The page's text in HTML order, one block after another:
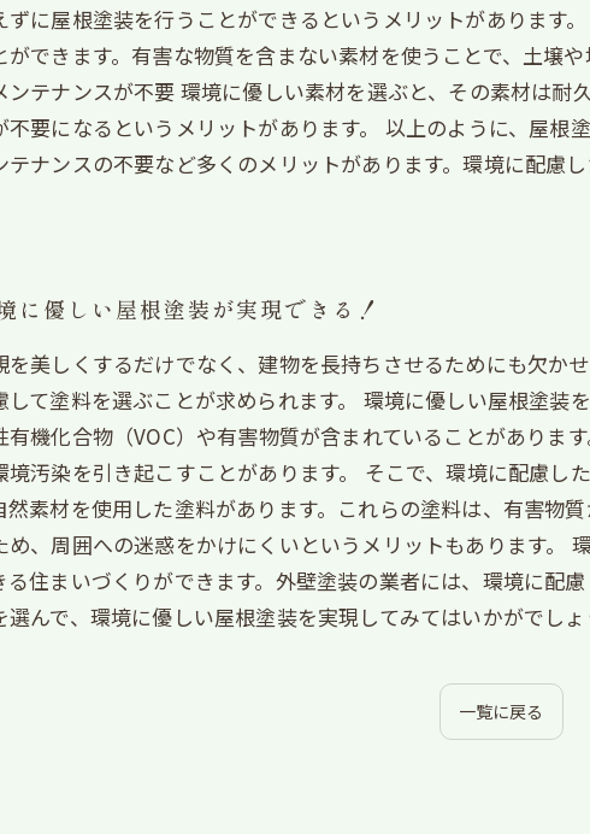
ずに屋根塗装を行うことができるというメリットがありま
ができます。有害な物質を含まない素材を使うことで、土壌
テナンスが不要 環境に優しい素材を選ぶと、その素材は
要になるというメリットがあります。 以上のように、屋
ナンスの不要など多くのメリットがあります。環境に配慮
に優しい屋根塗装が実現できる！
美しくするだけでなく、建物を長持ちさせるためにも欠か
して塗料を選ぶことが求められます。 環境に優しい屋根塗
機化合物（VOC）や有害物質が含まれていることがありま
汚染を引き起こすことがあります。 そこで、環境に配慮し
然素材を使用した塗料があります。これらの塗料は、有害物
、周囲への迷惑をかけにくいというメリットもあります。
る住まいづくりができます。外壁塗装の業者には、環境に配
んで、環境に優しい屋根塗装を実現してみてはいかがでしょ
一覧に戻る